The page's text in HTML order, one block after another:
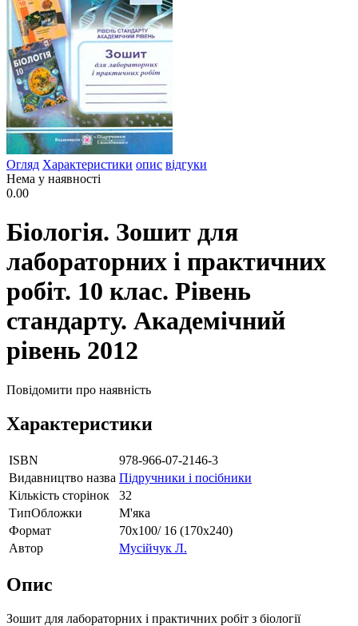
Огляд Характеристики опис відгуки
Нема у наявності
0.00
Біологія. Зошит для
лабораторних і практичних
робіт. 10 клас. Рівень
стандарту. Академічний
рівень 2012
Повідомити про наявність
Характеристики
ISBN
978-966-07-2146-3
Видавництво назва Підручники і посібники
Кількість сторінок
32
ТипОбложки
М'яка
Формат
70х100/ 16 (170х240)
Автор
Мусійчук Л.
Опис
Зошит для лабораторних і практичних робіт з біології